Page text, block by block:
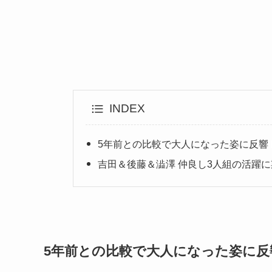
INDEX
5年前との比較で大人になった姿に反響
吉田＆後藤＆澁澤 仲良し3人組の活躍
5年前との比較で大人になった姿に反